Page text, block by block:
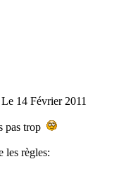
Le 14 Février 2011
pas trop
les règles: